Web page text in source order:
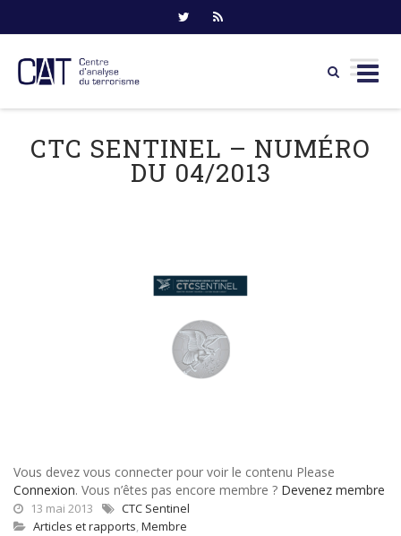
content
CTC SENTINEL – NUMÉRO
DU 04/2013
Vous devez vous connecter pour voir le contenu Please
Connexion. Vous n’êtes pas encore membre ? Devenez membre
13 mai 2013
CTC Sentinel
Articles et rapports, Membre